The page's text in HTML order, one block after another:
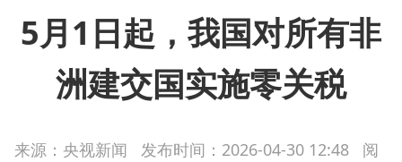
5月1日起，我国对所有非
洲建交国实施零关税
来源：央视新闻 发布时间： 2026-04-30 12:48
阅